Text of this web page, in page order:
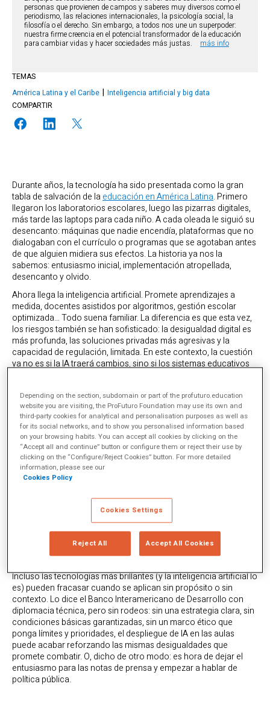
personas que provienen de campos y saberes muy diversos como el
periodismo, las relaciones internacionales, la psicología social, la
filosofía o el derecho. Sin embargo, a todos nos une un superpoder:
nuestra firme creencia en el potencial transformador de la educación
para cambiar vidas y hacer sociedades más justas.
más info
TEMAS
América Latina y el Caribe
Inteligencia artificial y big data
COMPARTIR
Durante años, la tecnología ha sido presentada como la gran
tabla de salvación de la educación en América Latina. Primero
llegaron los laboratorios escolares, luego las pizarras digitales,
más tarde las laptops para cada niño. A cada oleada le siguió su
desencanto: máquinas que nadie encendía, plataformas que no
dialogaban con el currículo o programas que se agotaban antes
de que alguien midiera sus efectos. La historia ya nos la
sabemos: entusiasmo inicial, implementación atropellada,
desencanto y olvido.
Ahora llega la inteligencia artificial. Promete aprendizajes a
medida, docentes asistidos por algoritmos, gestión escolar
optimizada… Todo suena familiar. La diferencia es que esta vez,
los riesgos también se han sofisticado: la desigualdad digital es
más profunda, las soluciones privadas más agresivas y la
capacidad de regulación, limitada. En este contexto, la cuestión
ya no es si la IA traerá cambios, sino si los sistemas educativos
El Banco Interamericano de Desarrollo, en su informeAI and
Education: Building the Future Through Digital Transformation,
propone una hoja de ruta razonada. No es un canto a la
innovación por la innovación misma, sino una advertencia
velada: o la región aprende de sus errores o la IA será otro
capítulo más en la larga novela de promesas tecnológicas
incumplidas.
La IA no basta: el marco
propuesto por el BID
Incluso las tecnologías más brillantes (y la inteligencia artificial lo
es) pueden fracasar cuando se aplican sin propósito o sin
contexto. Lo dice el Banco Interamericano de Desarrollo con
diplomacia técnica, pero sin rodeos: sin una estrategia clara, sin
condiciones básicas garantizadas, sin un marco ético que
ponga límites y prioridades, el despliegue de IA en las aulas
puede acabar reforzando las mismas desigualdades que
promete combatir. O, dicho de otro modo: es hora de dejar el
entusiasmo para las notas de prensa y empezar a hablar de
política pública.
Depending on the section, subdomain or part of the profuturo.education
website you are visiting, the ProFuturo Foundation may use its own and
third-party cookies for analytical and personalisation purposes as well as
for its social networks, and to show you personalised information based
on your browsing habits. You can accept all cookies by clicking on the
“Accept all and continue” button or configure them or reject their use by
clicking on the “Configure/Reject Cookies” button. For more detailed
information, please see our
Cookies Policy
Cookies Settings
Reject All Accept All Cookies